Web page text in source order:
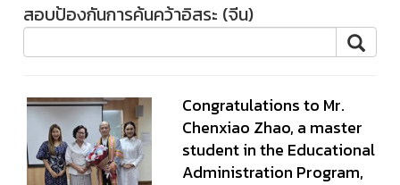
สอบป้องกันการค้นคว้าอิสระ (จีน)
Congratulations to Mr.
Chenxiao Zhao, a master
student in the Educational
Administration Program,